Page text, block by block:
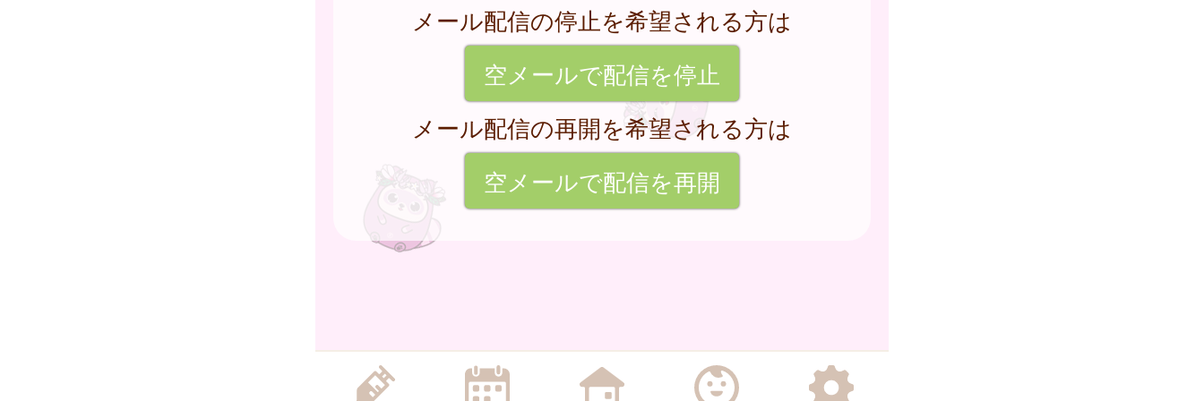
メール配信の停止を希望される方は
空メールで配信を停止
メール配信の再開を希望される方は
空メールで配信を再開